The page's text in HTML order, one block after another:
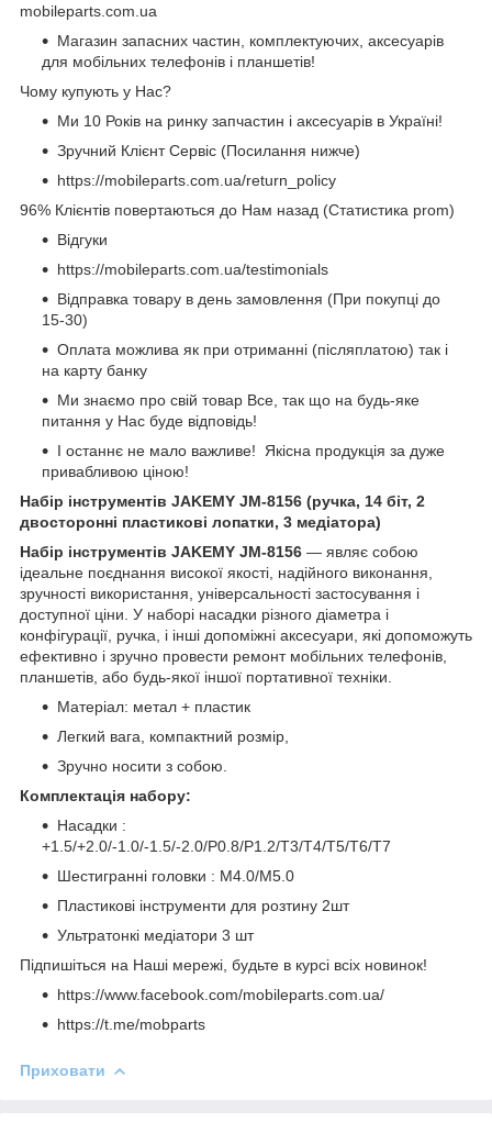
mobileparts.com.ua
Магазин запасних частин, комплектуючих, аксесуарів
для мобільних телефонів і планшетів!
Чому купують у Нас?
Ми 10 Років на ринку запчастин і аксесуарів в Україні!
Зручний Клієнт Сервіс (Посилання нижче)
https://mobileparts.com.ua/return_policy
96% Клієнтів повертаються до Нам назад (Статистика prom)
Відгуки
https://mobileparts.com.ua/testimonials
Відправка товару в день замовлення (При покупці до
15-30)
Оплата можлива як при отриманні (післяплатою) так і
на карту банку
Ми знаємо про свій товар Все, так що на будь-яке
питання у Нас буде відповідь!
І останнє не мало важливе! Якісна продукція за дуже
привабливою ціною!
Набір інструментів JAKEMY JM-8156 (ручка, 14 біт, 2
двосторонні пластикові лопатки, 3 медіатора)
Набір інструментів JAKEMY JM-8156 ― являє собою
ідеальне поєднання високої якості, надійного виконання,
зручності використання, універсальності застосування і
доступної ціни. У наборі насадки різного діаметра і
конфігурації, ручка, і інші допоміжні аксесуари, які допоможуть
ефективно і зручно провести ремонт мобільних телефонів,
планшетів, або будь-якої іншої портативної техніки.
Матеріал: метал + пластик
Легкий вага, компактний розмір,
Зручно носити з собою.
Комплектація набору:
Насадки :
+1.5/+2.0/-1.0/-1.5/-2.0/P0.8/P1.2/T3/T4/T5/T6/T7
Шестигранні головки : M4.0/M5.0
Пластикові інструменти для розтину 2шт
Ультратонкі медіатори 3 шт
Підпишіться на Наші мережі, будьте в курсі всіх новинок!
https://www.facebook.com/mobileparts.com.ua/
https://t.me/mobparts
Приховати